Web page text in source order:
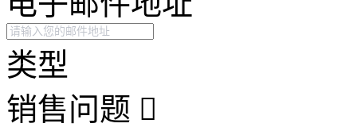
类型
销售问题